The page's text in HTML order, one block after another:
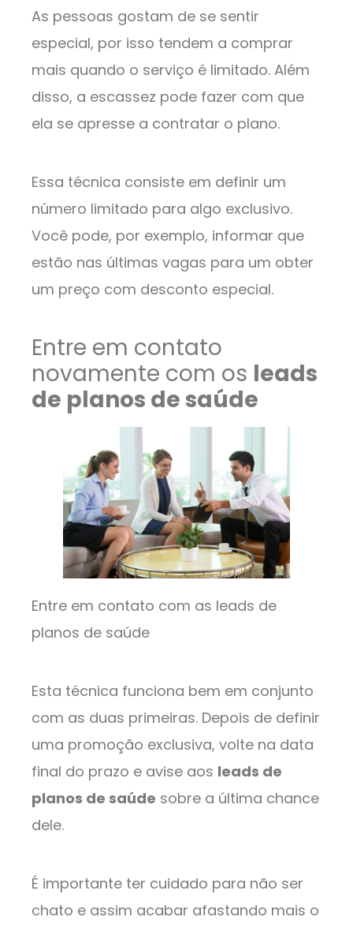
As pessoas gostam de se sentir
especial, por isso tendem a comprar
mais quando o serviço é limitado. Além
disso, a escassez pode fazer com que
ela se apresse a contratar o plano.
Essa técnica consiste em definir um
número limitado para algo exclusivo.
Você pode, por exemplo, informar que
estão nas últimas vagas para um obter
um preço com desconto especial.
Entre em contato
novamente com os leads
de planos de saúde
Entre em contato com as leads de
planos de saúde
Esta técnica funciona bem em conjunto
com as duas primeiras. Depois de definir
uma promoção exclusiva, volte na data
final do prazo e avise aos leads de
planos de saúde sobre a última chance
dele.
É importante ter cuidado para não ser
chato e assim acabar afastando mais o